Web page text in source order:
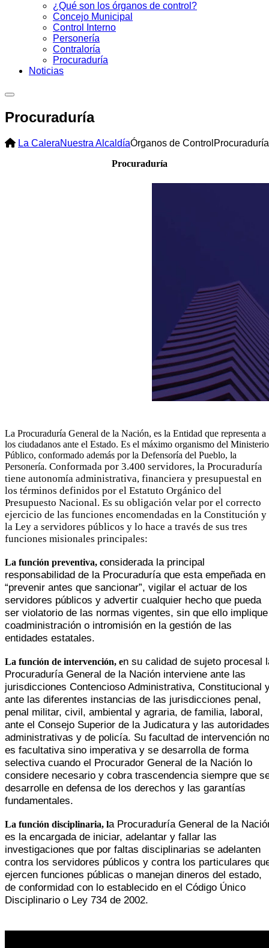
¿Qué son los órganos de control?
Concejo Municipal
Control Interno
Personería
Contraloría
Procuraduría
Noticias
Procuraduría
La CaleraNuestra AlcaldíaÓrganos de Control Procuraduría
Procuraduría
La Procuraduría General de la Nación, es la Entidad que representa a
los ciudadanos ante el Estado. Es el máximo organismo del Ministerio
Público, conformado además por la Defensoría del Pueblo, la
Personería. Conformada por 3.400 servidores, la Procuraduría
tiene autonomía administrativa, financiera y presupuestal en
los términos definidos por el Estatuto Orgánico del
Presupuesto Nacional. Es su obligación velar por el correcto
ejercicio de las funciones encomendadas en la Constitución y
la Ley a servidores públicos y lo hace a través de sus tres
funciones misionales principales:
La función preven​tiva, considerada la principal
responsabilidad de la Procuraduría que esta empeñada en
“prevenir antes que sancionar”, vigilar el actuar de los
servidores públicos y advertir cualquier hecho que pueda
ser violatorio de las normas vigentes, sin que ello implique
coadministración o intromisión en la gestión de las
entidades estatales.
La función de intervención, en su calidad de sujeto procesal
Procuraduría General de la Nación interviene ante las
jurisdicciones Contencioso Administrativa, Constitucional
ante las diferentes instancias de las jurisdicciones penal,
penal militar, civil, ambiental y agraria, de familia, laboral,
ante el Consejo Superior de la Judicatura y las autoridades
administrativas y de policía. Su facultad de intervención no
es facultativa sino imperativa y se desarrolla de forma
selectiva cuando el Procurador General de la Nación lo
considere necesario y cobra trascendencia siempre que
desarrolle en defensa de los derechos y las garantías
fundamentales.
La función disciplinaria, la Procuraduría General de la
es la encargada de iniciar, adelantar y fallar las
investigaciones que por faltas disciplinarias se adelanten
contra los servidores públicos y contra los particulares
ejercen funciones públicas o manejan dineros del estado,
de conformidad con lo establecido en el Código Único
Disciplinario o Ley 734 de 2002.